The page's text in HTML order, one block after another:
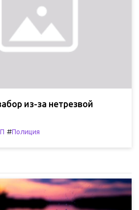
из-за нетрезвой
#Полиция